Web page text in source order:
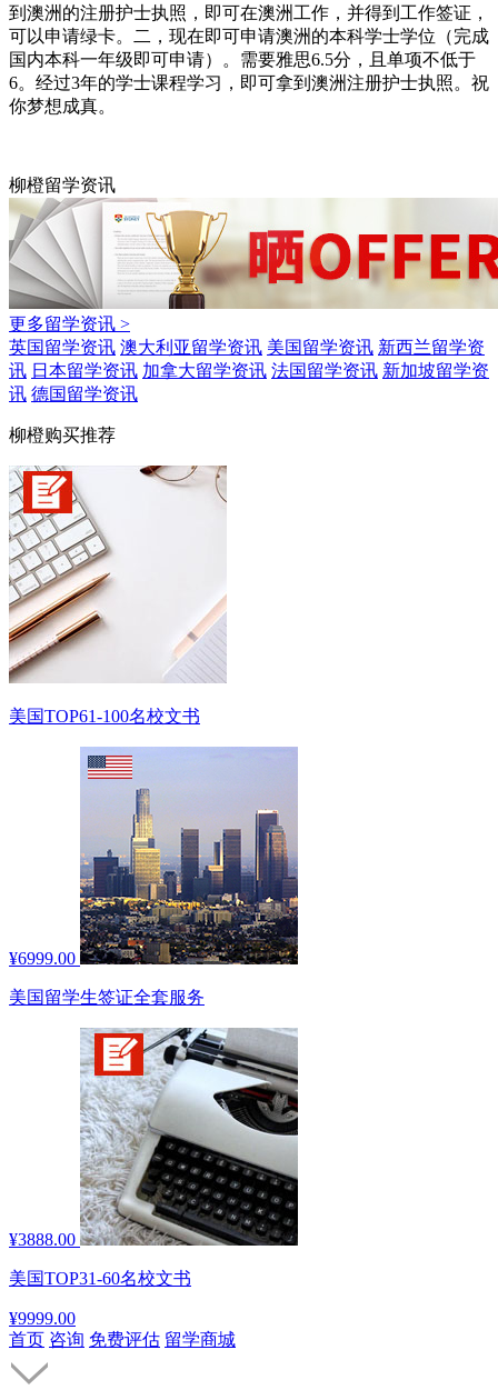
到澳洲的注册护士执照，即可在澳洲工作，并得到工作签证，
可以申请绿卡。二，现在即可申请澳洲的本科学士学位（完成
国内本科一年级即可申请）。需要雅思6.5分，且单项不低于
6。经过3年的学士课程学习，即可拿到澳洲注册护士执照。祝
你梦想成真。
柳橙留学资讯
更多留学资讯 >
英国留学资讯 澳大利亚留学资讯 美国留学资讯 新西兰留学资
讯 日本留学资讯 加拿大留学资讯 法国留学资讯 新加坡留学资
讯 德国留学资讯
柳橙购买推荐
美国TOP61-100名校文书
¥6999.00
美国留学生签证全套服务
¥3888.00
美国TOP31-60名校文书
¥9999.00
首页 咨询 免费评估 留学商城